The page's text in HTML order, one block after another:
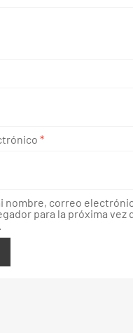
*
nombre, correo
para la próxima vez